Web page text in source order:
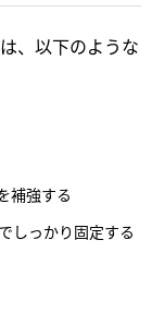
、以下のような
補強する
しっかり固定する